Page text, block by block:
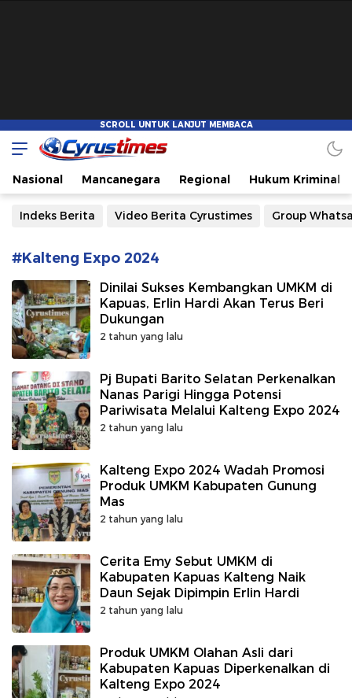
Cyrustimes.com
Cepat Tajam dan Akurat
Nasional Mancanegara Regional Hukum Kriminal
Indeks Berita Video Berita Cyrustimes Group
#Kalteng Expo 2024
Dinilai Sukses Kembangkan UMKM di
Kapuas, Erlin Hardi Akan Terus Beri
Dukungan
2 tahun yang lalu
Pj Bupati Barito Selatan Perkenalkan
Nanas Parigi Hingga Potensi
Pariwisata Melalui Kalteng Expo 2024
2 tahun yang lalu
Kalteng Expo 2024 Wadah Promosi
Produk UMKM Kabupaten Gunung
Mas
2 tahun yang lalu
Cerita Emy Sebut UMKM di
Kabupaten Kapuas Kalteng Naik
Daun Sejak Dipimpin Erlin Hardi
2 tahun yang lalu
Produk UMKM Olahan Asli dari
Kabupaten Kapuas Diperkenalkan di
Kalteng Expo 2024